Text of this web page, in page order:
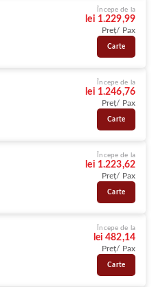
Începe de la
lei 1.229,99
Preț/ Pax
Carte
Începe de la
lei 1.246,76
Preț/ Pax
Carte
Începe de la
lei 1.223,62
Preț/ Pax
Carte
Începe de la
lei 482,14
Preț/ Pax
Carte